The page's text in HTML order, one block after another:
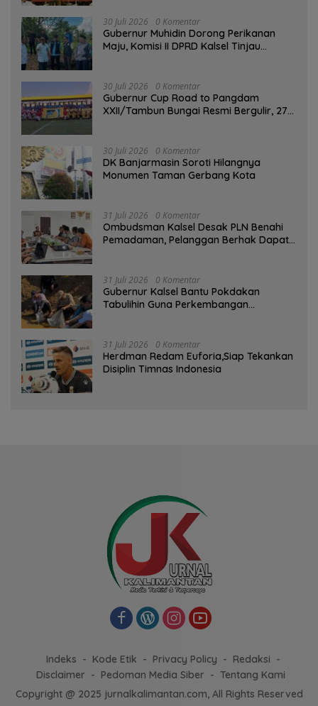
30 Juli 2026 0 Komentar
Gubernur Muhidin Dorong Perikanan
Maju, Komisi II DPRD Kalsel Tinjau
30 Juli 2026 0 Komentar
Gubernur Cup Road to Pangdam
XXII/Tambun Bungai Resmi Bergulir, 27
30 Juli 2026 0 Komentar
DK Banjarmasin Soroti Hilangnya
Monumen Taman Gerbang Kota
31 Juli 2026 0 Komentar
Ombudsman Kalsel Desak PLN Benahi
Pemadaman, Pelanggan Berhak Dapat
31 Juli 2026 0 Komentar
Gubernur Kalsel Bantu Pokdakan
Tabulihin Guna Perkembangan
31 Juli 2026 0 Komentar
Herdman Redam Euforia,Siap Tekankan
Disiplin Timnas Indonesia
Indeks Kode Etik Privacy Policy
Redaksi
Disclaimer
Pedoman Media Siber
Tentang Kami
Copyright @ 2025 jurnalkalimantan.com, All Rights Reserved